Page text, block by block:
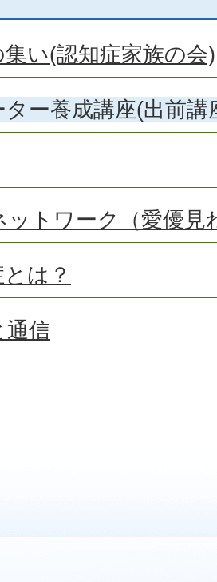
い(認知症家族の会)
ー養成講座(出前講
ットワーク（愛優見
は？
通信